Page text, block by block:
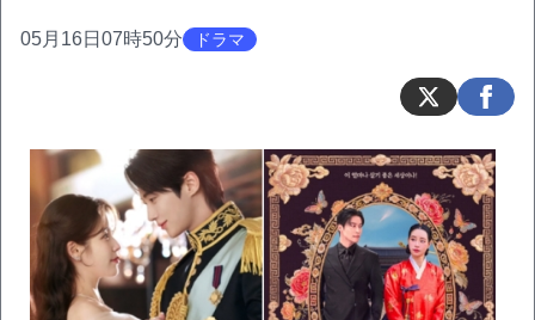
05月16日07時50分 ドラマ